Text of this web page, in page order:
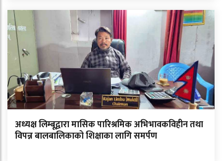
अध्यक्ष लिम्बूद्वारा मासिक पारिश्रमिक अभिभावकविहीन तथा
विपन्न बालबालिकाको शिक्षाका लागि समर्पण